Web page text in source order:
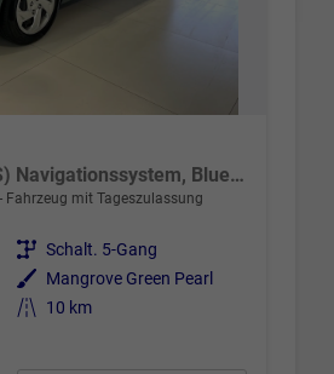
GO 1.2 MPI 58 kW (79 PS) Navigationssystem, Bluetooth, DAB, Klimaanlage, Rückfahrkamera, Apple CarPlay, Android Auto, PDC hinten, Sitzheizung, Lenkradheizung, Spurassistent, Tempomat uvm.
Fahrzeug mit Tageszulassung
Getriebe Schalt. 5-Gang
Außenfarbe Mangrove Green Pearl
Kilometerstand
10 km